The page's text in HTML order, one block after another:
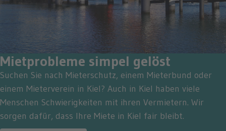
Mietprobleme simpel gelöst
Suchen Sie nach Mieterschutz, einem Mieterbund oder
einem Mieterverein in Kiel? Auch in Kiel haben viele
Menschen Schwierigkeiten mit ihren Vermietern. Wir
sorgen dafür, dass Ihre Miete in Kiel fair bleibt.